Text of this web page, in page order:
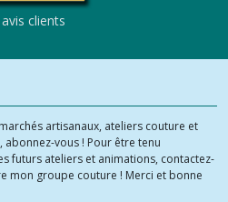
clients
artisanaux, ateliers couture et
abonnez-vous ! Pour être tenu
futurs ateliers et animations, contactez-
mon groupe couture ! Merci et bonne